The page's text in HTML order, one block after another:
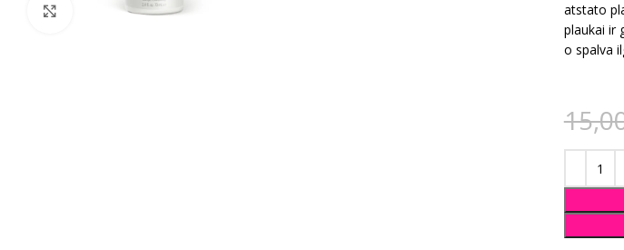
Spustelėkite norėdami padidinti
atstato
plaukai ir
o spalva